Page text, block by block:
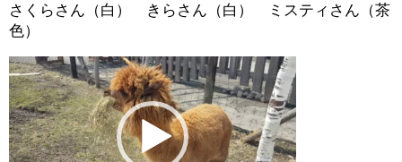
さくらさん（白） きらさん（白） ミスティさん（茶
色）
動
画
プ
レ
ー
ヤ